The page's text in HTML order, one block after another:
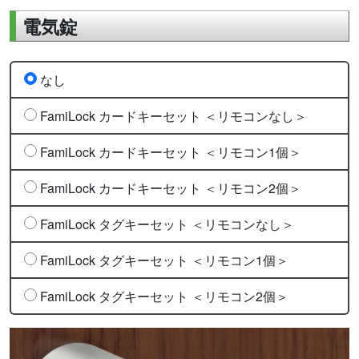
電気錠
なし
FamiLock カードキーセット ＜リモコンなし＞
FamiLock カードキーセット ＜リモコン1個＞
FamiLock カードキーセット ＜リモコン2個＞
FamiLock タグキーセット ＜リモコンなし＞
FamiLock タグキーセット ＜リモコン1個＞
FamiLock タグキーセット ＜リモコン2個＞